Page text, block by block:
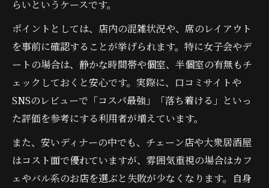
飲まない日も盛り上がる渋谷ディナー節約
術
満足度も高い渋谷の簡単ディナー実践術
簡単節約でも満足度高いディナー体験のコ
ツ
渋谷安いディナー利用者の口コミ活用術
夜ご飯安い店で満足度を上げる工夫と実例
ディナー節約で叶う渋谷の充実夜ご飯ライ
フ
らいというケースです。
ポイントとしては、店内の混雑状況や、席のレイアウト
を事前に確認することが挙げられます。特に女子会やデ
ートの場合は、静かな時間帯や個室、半個室の有無もチ
ェックしておくと安心です。実際に、口コミサイトや
SNSのレビューで「コスパ最強」「落ち着ける」といっ
た評価を参考にする利用者が増えています。
また、安いディナーの中でも、チェーン店や大衆居酒屋
はコスト面で優れていますが、雰囲気重視の場合はカフ
ェやバル系のお店を選ぶと失敗が少なくなります。自身